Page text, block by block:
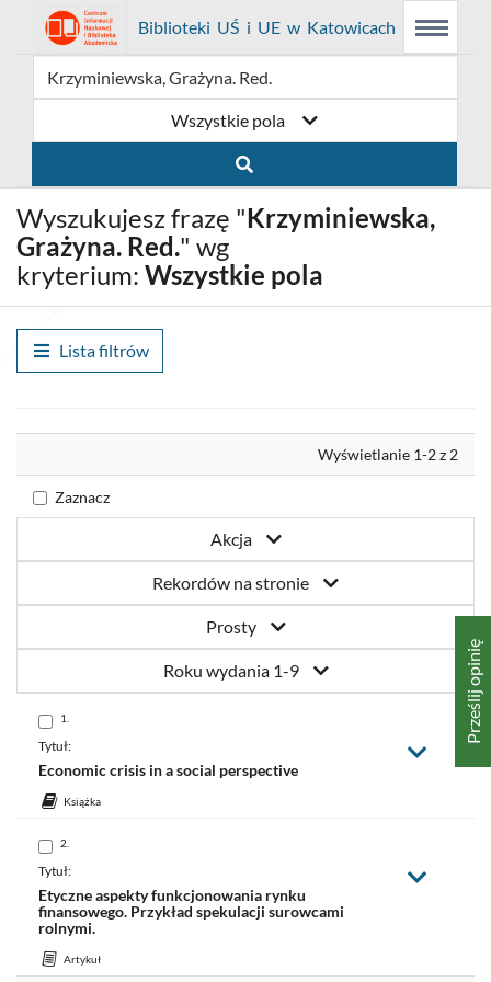
Menu
główne
Wyszukiwarka
Treść
główna
Przejdź
do
strony
domowej
biblioteki
Biblioteki
UŚ
i
UE
Link
otwiera
się
w
nowym
oknie
Prolib
Integro
-
strona
główna
Biblioteki UŚ i UE w Katowicach
Menu
Wszystkie pola
Wyszukujesz frazę "Krzyminiewska,
Grażyna. Red." wg
kryterium: Wszystkie pola
Lista filtrów
Wyświetlanie 1-2 z 2
Zaznacz
Akcja
Rekordów na stronie
Prosty
Roku wydania 1-9
Skocz
do
1.
Tytuł:
Economic crisis in a social perspective
Książka
Zmień
widok
Skocz
do
2.
Tytuł:
Etyczne aspekty funkcjonowania rynku
finansowego. Przykład spekulacji surowcami
rolnymi.
Artykuł
Zmień
widok
Prześlij opinię